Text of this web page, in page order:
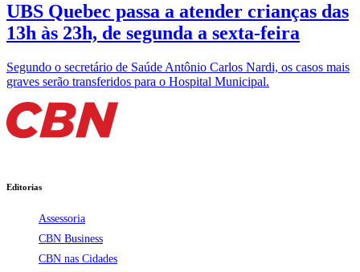
UBS Quebec passa a atender crianças das
13h às 23h, de segunda a sexta-feira
Segundo o secretário de Saúde Antônio Carlos Nardi, os casos mais
graves serão transferidos para o Hospital Municipal.
Editorias
Assessoria
CBN Business
CBN nas Cidades